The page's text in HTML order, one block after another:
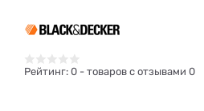
Рейтинг: 0 - товаров с отзывами 0